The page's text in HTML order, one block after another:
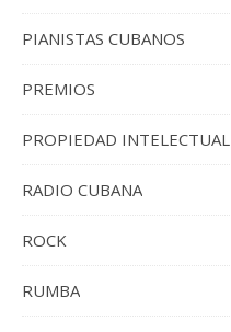
PIANISTAS CUBANOS
PREMIOS
PROPIEDAD INTELECTUAL
RADIO CUBANA
ROCK
RUMBA